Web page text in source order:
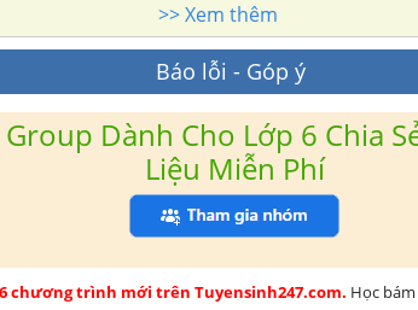
>> Xem thêm
Báo lỗi - Góp ý
Dành Cho Lớp 6 Chia
Liệu Miễn Phí
chương trình mới trên Tuyensinh247.com. Học